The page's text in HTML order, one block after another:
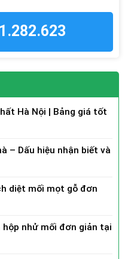
Hà Nội | Bảng giá tốt
– Dấu hiệu nhận biết và
diệt mối mọt gỗ đơn
nhử mối đơn giản tại